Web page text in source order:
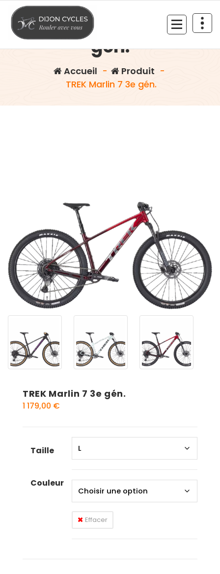
contenu
TREK Marlin 7 3e
gén.
Accueil - Produit -
TREK Marlin 7 3e gén.
TREK Marlin 7 3e gén.
1 179,00 €
Taille
Couleur
Effacer